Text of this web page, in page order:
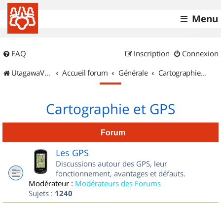
Menu
FAQ Connexion
Inscription
UtagawaVTT (Randos VTT et VTTAE avec traces GPS)
Accueil forum Générale Cartographie et GPS
Cartographie et GPS
Forum
Les GPS
Discussions autour des GPS, leur
fonctionnement, avantages et défauts.
Modérateur : Modérateurs des Forums
Sujets : 1240